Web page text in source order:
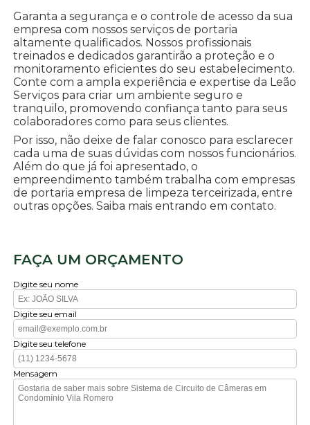
Garanta a segurança e o controle de acesso da sua
empresa com nossos serviços de portaria
altamente qualificados. Nossos profissionais
treinados e dedicados garantirão a proteção e o
monitoramento eficientes do seu estabelecimento.
Conte com a ampla experiência e expertise da Leão
Serviços para criar um ambiente seguro e
tranquilo, promovendo confiança tanto para seus
colaboradores como para seus clientes.
Por isso, não deixe de falar conosco para esclarecer
cada uma de suas dúvidas com nossos funcionários.
Além do que já foi apresentado, o
empreendimento também trabalha com empresas
de portaria empresa de limpeza terceirizada, entre
outras opções. Saiba mais entrando em contato.
FAÇA UM ORÇAMENTO
Digite seu nome
Digite seu email
Digite seu telefone
Mensagem